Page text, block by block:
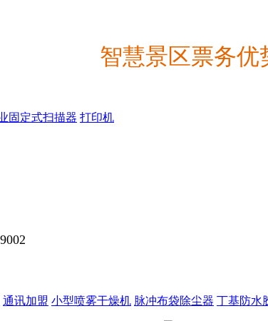
智慧景区票务优
固定式扫描器 打印机
通讯加盟 小型喷雾干燥机 脉冲布袋除尘器 丁基防水